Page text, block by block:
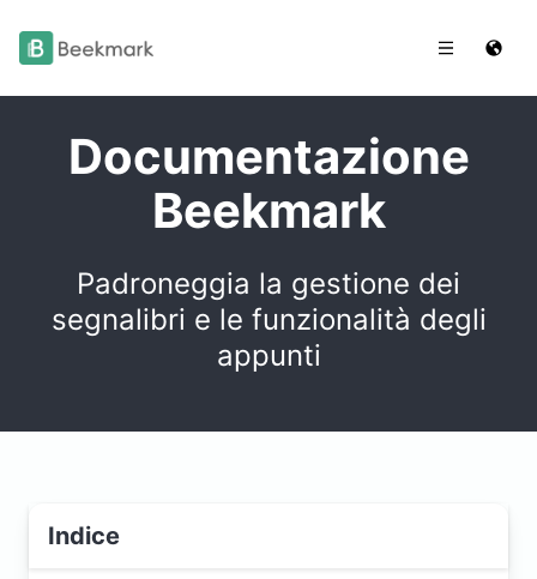
Documentazione
Beekmark
Padroneggia la gestione dei
segnalibri e le funzionalità degli
appunti
Indice